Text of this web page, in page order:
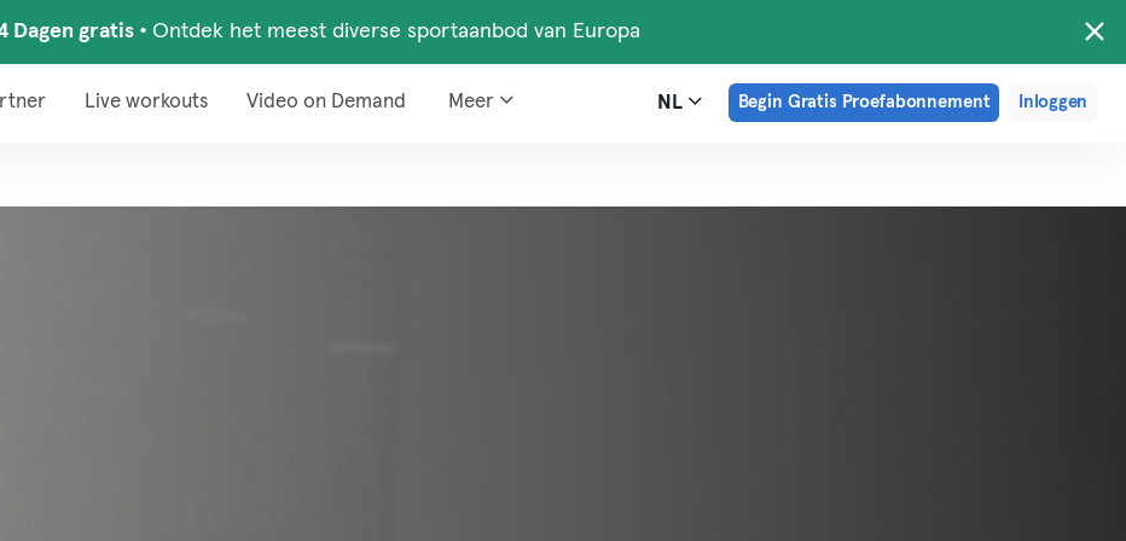
Dagen gratis • Ontdek het meest diverse sportaanbod van Europa
Live workouts Video on Demand Meer NL Begin Gratis Proefabonnement Inloggen